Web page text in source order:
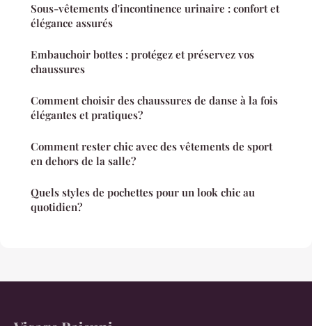
Sous-vêtements d'incontinence urinaire : confort et
élégance assurés
Embauchoir bottes : protégez et préservez vos
chaussures
Comment choisir des chaussures de danse à la fois
élégantes et pratiques?
Comment rester chic avec des vêtements de sport
en dehors de la salle?
Quels styles de pochettes pour un look chic au
quotidien?